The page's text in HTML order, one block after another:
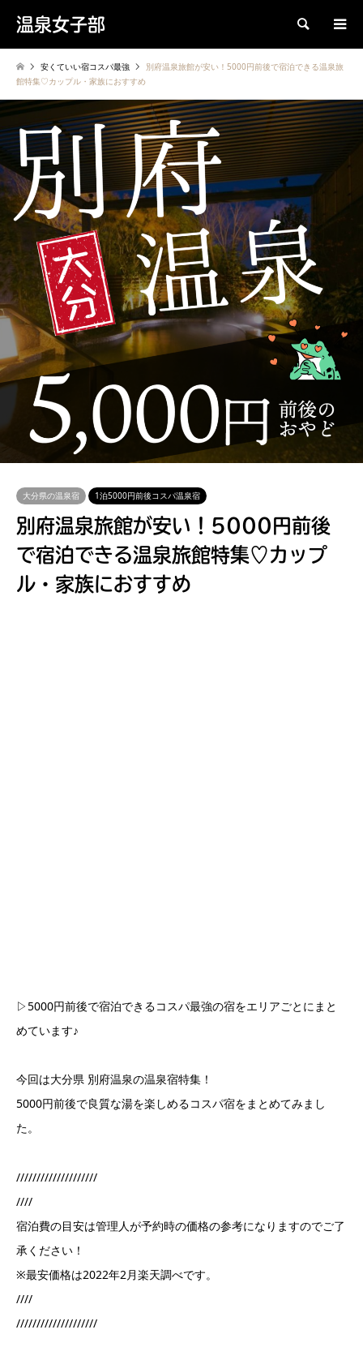
温泉女子部 検索
安くていい宿コスパ最強
別府温泉旅館が安い！5000円前後で宿泊できる温泉旅
館特集♡カップル・家族におすすめ
大分県の温泉宿 1泊5000円前後コスパ温泉宿
別府温泉旅館が安い！5000円前後
で宿泊できる温泉旅館特集♡カップ
ル・家族におすすめ
▷5000円前後で宿泊できるコスパ最強の宿をエリアごとにまと
めています♪
今回は大分県 別府温泉の温泉宿特集！
5000円前後で良質な湯を楽しめるコスパ宿をまとめてみまし
た。
////////////////////
////
宿泊費の目安は管理人が予約時の価格の参考になりますのでご了
承ください！
※最安価格は2022年2月楽天調べです。
////
////////////////////